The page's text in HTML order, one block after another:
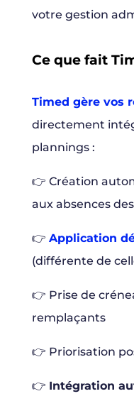
votre gestion
Ce que fait
Timed gère vos
directement
plannings :
👉 Création
aux absences
👉 Application
(différente de
👉 Prise de
remplaçants
👉 Priorisation
👉 Intégration